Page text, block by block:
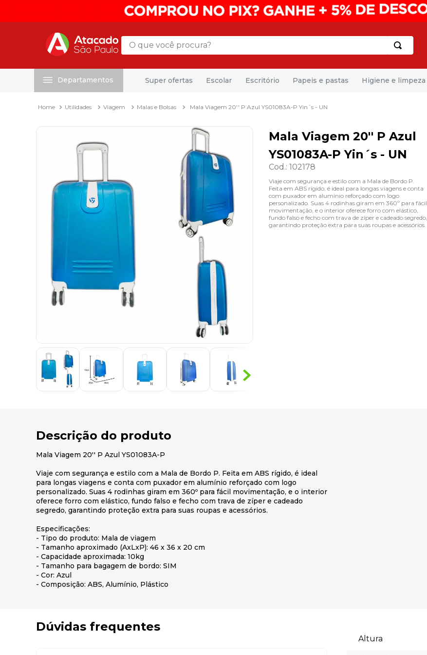
O que você procura?
Departamentos Super ofertas Escolar Escritório Papeis e pastas Higiene e limpeza
Utilidades Viagem Malas e Bolsas Mala Viagem 20'' P Azul YS01083A-P Yin´s - UN
Mala Viagem 20'' P Azul
YS01083A-P Yin´s - UN
Cod.:102178
Viaje com segurança e estilo com a Mala de Bordo P.
Feita em ABS rígido, é ideal para longas viagens e conta
com puxador em alumínio reforçado com logo
personalizado. Suas 4 rodinhas giram em 360º para fácil
movimentação, e o interior oferece forro com elástico,
fundo falso e fecho com trava de zíper e cadeado segredo,
garantindo proteção extra para suas roupas e acessórios.
Descrição do produto
Mala Viagem 20'' P Azul YS01083A-P
Viaje com segurança e estilo com a Mala de Bordo P. Feita em ABS rígido, é ideal
para longas viagens e conta com puxador em alumínio reforçado com logo
personalizado. Suas 4 rodinhas giram em 360º para fácil movimentação, e o interior
oferece forro com elástico, fundo falso e fecho com trava de zíper e cadeado
segredo, garantindo proteção extra para suas roupas e acessórios.
Especificações:
- Tipo do produto: Mala de viagem
- Tamanho aproximado (AxLxP): 46 x 36 x 20 cm
- Capacidade aproximada: 10kg
- Tamanho para bagagem de bordo: SIM
- Cor: Azul
- Composição: ABS, Alumínio, Plástico
Dúvidas frequentes
Altura
mala
papel higienico
desinfetante